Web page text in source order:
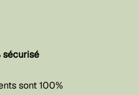
sécurisé
sont 100%